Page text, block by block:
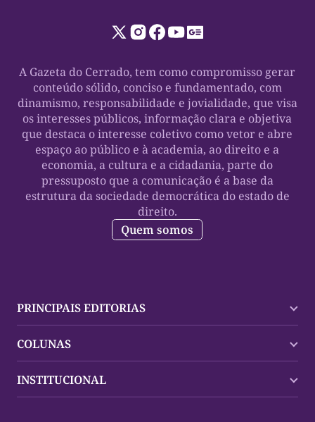
A Gazeta do Cerrado, tem como compromisso gerar
conteúdo sólido, conciso e fundamentado, com
dinamismo, responsabilidade e jovialidade, que visa
os interesses públicos, informação clara e objetiva
que destaca o interesse coletivo como vetor e abre
espaço ao público e à academia, ao direito e a
economia, a cultura e a cidadania, parte do
pressuposto que a comunicação é a base da
estrutura da sociedade democrática do estado de
direito.
Quem somos
PRINCIPAIS EDITORIAS
Palmas
Mundo
COLUNAS
Policial
INSTITUCIONAL